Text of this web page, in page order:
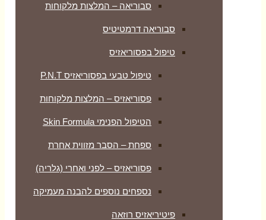
סבוריאה – המלצות מלקוחות
סבוריאה דרמטיטיס
טיפול בפסוריאזיס
טיפול טבעי בפסוריאזיס P.N.T
פסוריאזיס – המלצות מלקוחות
הטיפול הפנימי Skin Formula
ספחת – הסבר מזווית אחרת
פסוריאזיס – לפני ואחרי (גלריה)
נספחים נוספים להבנה מעמיקה
פיטיריאזיס רוזאה